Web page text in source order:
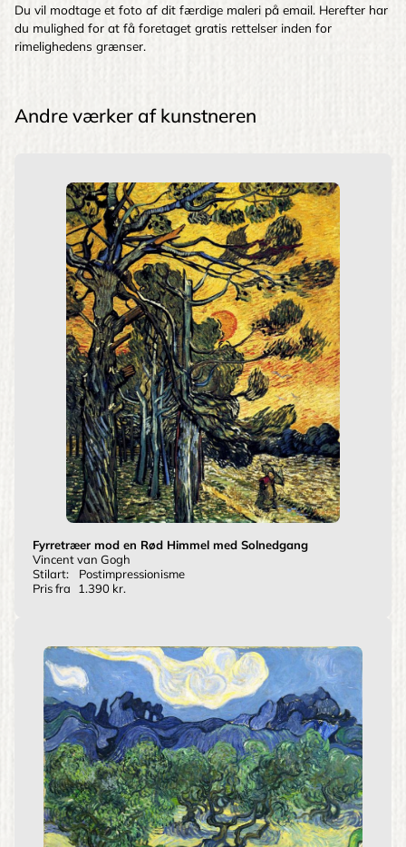
Du vil modtage et foto af dit færdige maleri på email. Herefter har
du mulighed for at få foretaget gratis rettelser inden for
rimelighedens grænser.
Andre værker af kunstneren
Fyrretræer mod en Rød Himmel med Solnedgang
Vincent van Gogh
Stilart:
Postimpressionisme
Pris fra
1.390 kr.